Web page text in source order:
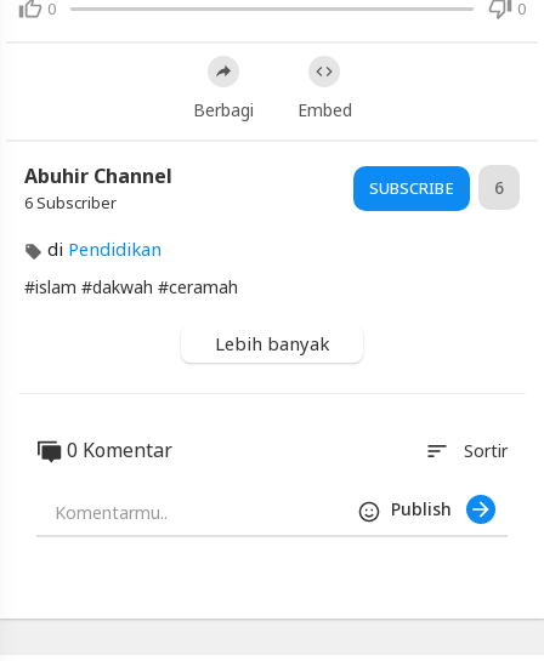
Ustadz
Terbaru
Blackexpo
lanjut
Maafku
Belum
Blackexpo
Berbagi
Video
by
0 0
Berbagi Embed
Abuhir Channel
6 Subscriber
SUBSCRIBE 6
di Pendidikan
#islam​ #dakwah​ #ceramah
Lebih banyak
0 Komentar sort Sortir
Publish